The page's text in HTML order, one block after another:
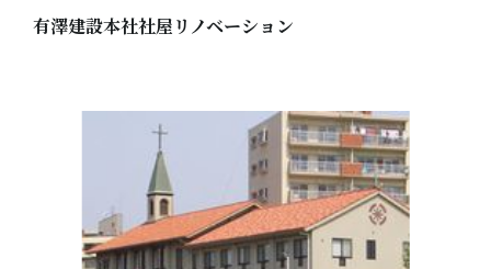
有澤建設本社社屋リノベーション